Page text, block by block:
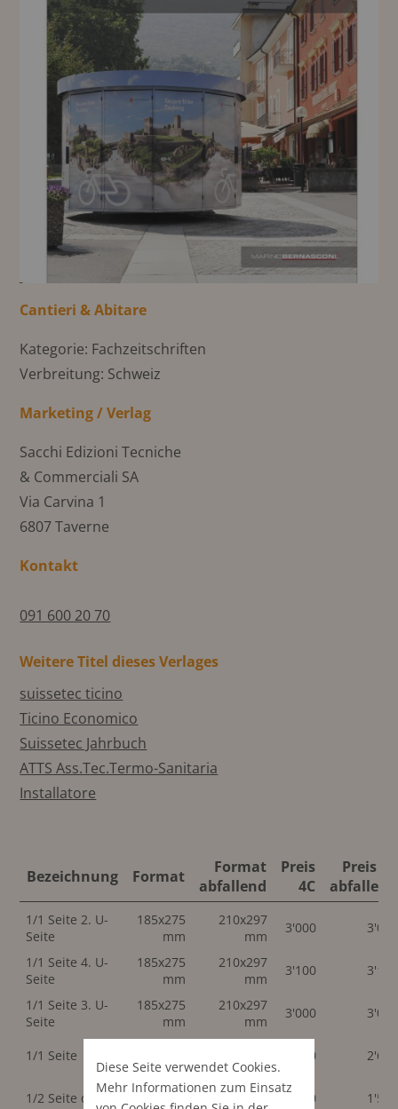
Cantieri & Abitare
Kategorie: Fachzeitschriften
Verbreitung: Schweiz
Marketing / Verlag
Sacchi Edizioni Tecniche
& Commerciali SA
Via Carvina 1
6807 Taverne
Kontakt
091 600 20 70
Weitere Titel dieses Verlages
suissetec ticino
Ticino Economico
Suissetec Jahrbuch
ATTS Ass.Tec.Termo-Sanitaria
Installatore
Bezeichnung Format
Format
abfallend
Preis
4C
Preis 4C
abfallend
1/1 Seite 2. U-
Seite
185x275
mm
210x297
mm
3'000 3'000
1/1 Seite 4. U-
Seite
185x275
mm
210x297
mm
3'100 3'100
1/1 Seite 3. U-
Seite
185x275
mm
210x297
mm
3'000 3'000
1/1 Seite
mm
mm
2'600 2'600
1/2 Seite quer
185x135
210x145
1'540 1'540
Diese Seite verwendet Cookies.
Mehr Informationen zum Einsatz